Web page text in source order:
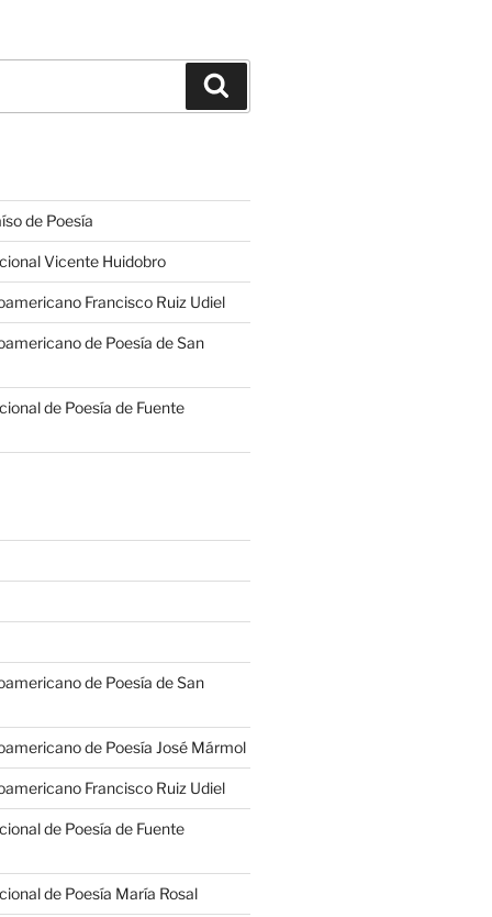
de Poesía
Vicente Huidobro
Francisco Ruiz Udiel
de Poesía de San
de Poesía de Fuente
de Poesía de San
de Poesía José Mármol
Francisco Ruiz Udiel
de Poesía de Fuente
de Poesía María Rosal